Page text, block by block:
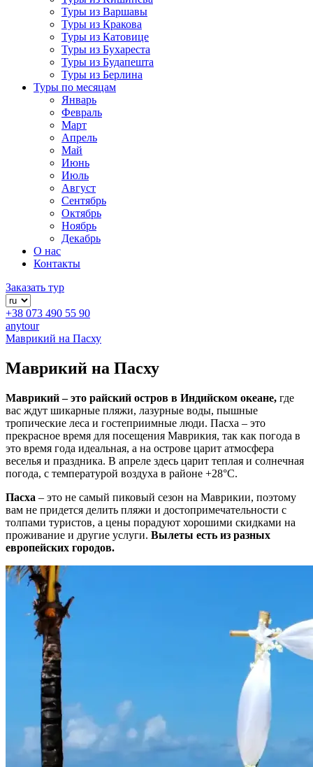
Туры из Варшавы
Туры из Кракова
Туры из Катовице
Туры из Бухареста
Туры из Будапешта
Туры из Берлина
Туры по месяцам
Январь
Февраль
Март
Апрель
Май
Июнь
Июль
Август
Сентябрь
Октябрь
Ноябрь
Декабрь
О нас
Контакты
Заказать тур
+38 073 490 55 90
anytour
Маврикий на Пасху
Маврикий на Пасху
Маврикий – это райский остров в Индийском океане, где
вас ждут шикарные пляжи, лазурные воды, пышные
тропические леса и гостеприимные люди. Пасха – это
прекрасное время для посещения Маврикия, так как погода в
это время года идеальная, а на острове царит атмосфера
веселья и праздника. В апреле здесь царит теплая и солнечная
погода, с температурой воздуха в районе +28°C.
Пасха – это не самый пиковый сезон на Маврикии, поэтому
вам не придется делить пляжи и достопримечательности с
толпами туристов, а цены порадуют хорошими скидками на
проживание и другие услуги. Вылеты есть из разных
европейских городов.